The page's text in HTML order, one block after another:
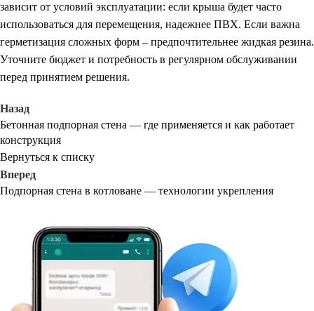
зависит от условий эксплуатации: если крыша будет часто
использоваться для перемещения, надежнее ПВХ. Если важна
герметизация сложных форм – предпочтительнее жидкая резина.
Уточните бюджет и потребность в регулярном обслуживании
перед принятием решения.
Назад
Бетонная подпорная стена — где применяется и как работает
конструкция
Вернуться к списку
Вперед
Подпорная стена в котловане — технологии укрепления